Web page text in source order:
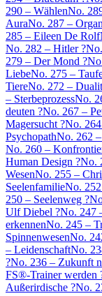
290 – WählenNo.
AuraNo. 287 –
285 – Eileen De Rolf
No. 282 – Hitler ?
279 – Der Mond ?
LiebeNo. 275 –
TiereNo. 272 –
– SterbeprozessNo.
deuten ?No. 267 –
Magersucht ?No.
PsychopathNo. 262
No. 260 –
Human Design ?No.
WesenNo. 255 –
SeelenfamilieNo.
250 – Seelenweg ?
Ulf Diebel ?No. 247
erkennenNo. 245 –
SpinnenwesenNo.
– LeidenschaftNo.
?No. 236 – Zukunft
FS®-Trainer werden
Außerirdische ?No.